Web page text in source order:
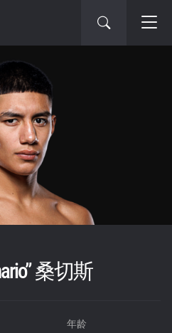
桑切斯
年龄